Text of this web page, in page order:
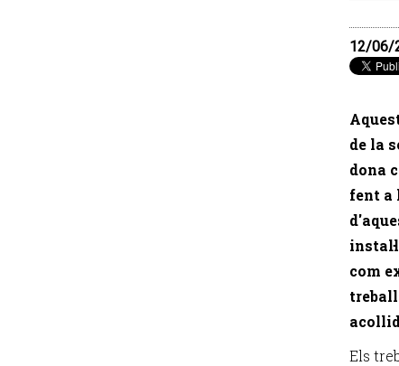
12/06/
de la
dona
fent a
com
Els